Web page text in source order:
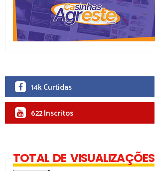
14k Curtidas
622 Inscritos
TOTAL DE VISUALIZAÇÕES